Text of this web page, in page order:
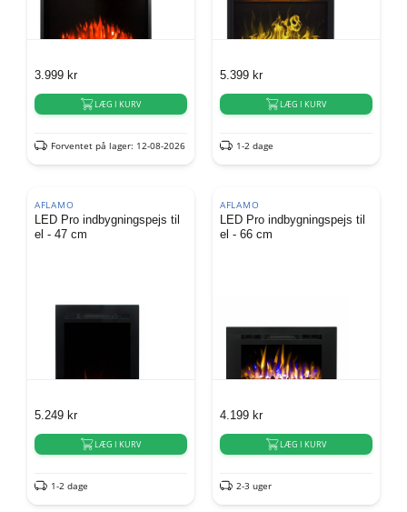
3.999 kr
LÆG I KURV
Forventet på lager: 12-08-2026
5.399 kr
LÆG I KURV
1-2 dage
AFLAMO
LED Pro indbygningspejs til
el - 47 cm
5.249 kr
LÆG I KURV
1-2 dage
AFLAMO
LED Pro indbygningspejs til
el - 66 cm
4.199 kr
LÆG I KURV
2-3 uger